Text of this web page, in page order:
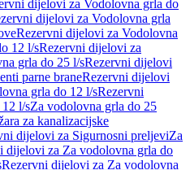
dijelovi za Vodolovna grla do
dijelovi za Vodolovna grla
Rezervni dijelovi za Vodolovna
12 l/sRezervni dijelovi za
grla do 25 l/sRezervni dijelovi
parne braneRezervni dijelovi
grla do 12 l/sRezervni
l/sZa vodolovna grla do 25
za kanalizacijske
dijelovi za Sigurnosni preljeviZa
dijelovi za Za vodolovna grla do
Rezervni dijelovi za Za vodolovna